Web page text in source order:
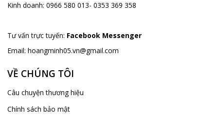
Kinh doanh: 0966 580 013- 0353 369 358
Tư vấn trực tuyến: Facebook Messenger
Email: hoangminh05.vn@gmail.com
VỀ CHÚNG TÔI
Câu chuyện thương hiệu
Chính sách bảo mật